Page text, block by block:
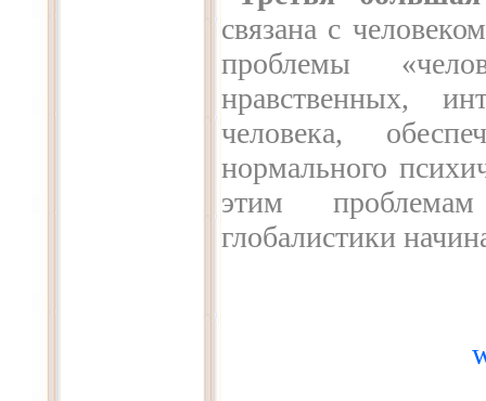
связана с
проблемы
нравственных,
человека,
нормального
этим
глобалистики